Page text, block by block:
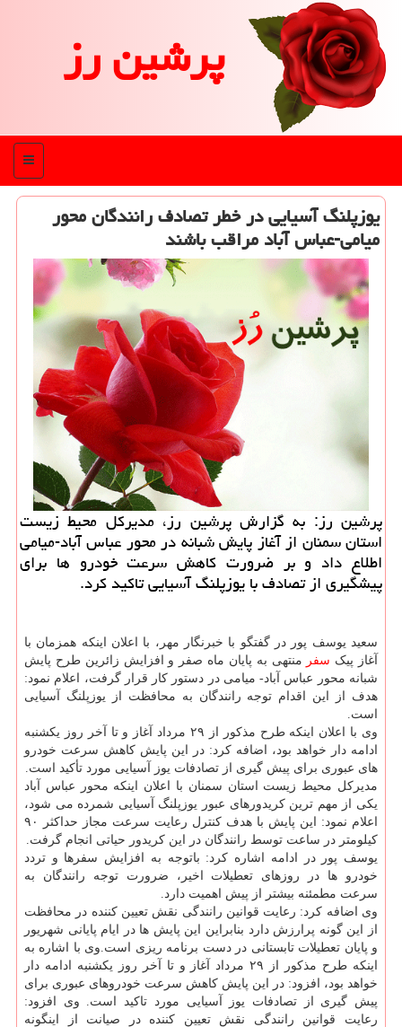
پرشین رز
منو
یوزپلنگ آسیایی در خطر تصادف رانندگان محور
میامی-عباس آباد مراقب باشند
پرشین رز: به گزارش پرشین رز، مدیرکل محیط زیست
استان سمنان از آغاز پایش شبانه در محور عباس آباد-میامی
اطلاع داد و بر ضرورت کاهش سرعت خودرو ها برای
پیشگیری از تصادف با یوزپلنگ آسیایی تاکید کرد.
سعید یوسف پور در گفتگو با خبرنگار مهر، با اعلان اینکه همزمان با
آغاز پیک سفر منتهی به پایان ماه صفر و افزایش زائرین طرح پایش
شبانه محور عباس آباد- میامی در دستور کار قرار گرفت، اعلام نمود:
هدف از این اقدام توجه رانندگان به محافظت از یوزپلنگ آسیایی
است.
وی با اعلان اینکه طرح مذکور از ۲۹ مرداد آغاز و تا آخر روز یکشنبه
ادامه دار خواهد بود، اضافه کرد: در این پایش کاهش سرعت خودرو
های عبوری برای پیش گیری از تصادفات یوز آسیایی مورد تأکید است.
مدیرکل محیط زیست استان سمنان با اعلان اینکه محور عباس آباد
یکی از مهم ترین کریدورهای عبور یوزپلنگ آسیایی شمرده می شود،
اعلام نمود: این پایش با هدف کنترل رعایت سرعت مجاز حداکثر ۹۰
کیلومتر در ساعت توسط رانندگان در این کریدور حیاتی انجام گرفت.
یوسف پور در ادامه اشاره کرد: باتوجه به افزایش سفرها و تردد
خودرو ها در روزهای تعطیلات اخیر، ضرورت توجه رانندگان به
سرعت مطمئنه بیشتر از پیش اهمیت دارد.
وی اضافه کرد: رعایت قوانین رانندگی نقش تعیین کننده در محافظت
از این گونه پرارزش دارد بنابراین این پایش ها در ایام پایانی شهریور
و پایان تعطیلات تابستانی در دست برنامه ریزی است.وی با اشاره به
اینکه طرح مذکور از ۲۹ مرداد آغاز و تا آخر روز یکشنبه ادامه دار
خواهد بود، افزود: در این پایش کاهش سرعت خودروهای عبوری برای
پیش گیری از تصادفات یوز آسیایی مورد تاکید است. وی افزود:
رعایت قوانین رانندگی نقش تعیین کننده در صیانت از اینگونه